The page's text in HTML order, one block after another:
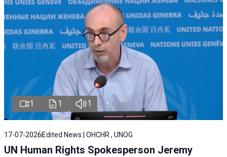
1 1 1
17-07-2026 Edited News | OHCHR , UNOG
UN Human Rights Spokesperson Jeremy